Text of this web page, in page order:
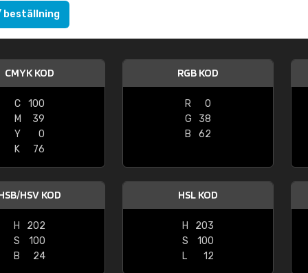
beställning
CMYK KOD
C
100
M
39
Y
0
K
76
RGB KOD
R
0
G
38
B
62
HSV KOD
H
202
S
100
B
24
HSL KOD
H
203
S
100
L
12
"Great